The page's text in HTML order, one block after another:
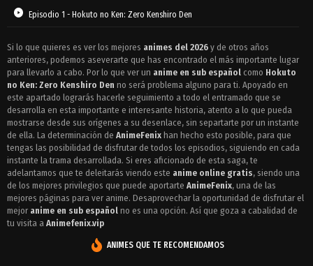
Episodio 1 - Hokuto no Ken: Zero Kenshiro Den
Si lo que quieres es ver los mejores animes del 2026 y de otros años
anteriores, podemos aseverarte que has encontrado el más importante lugar
para llevarlo a cabo. Por lo que ver un anime en sub español como Hokuto
no Ken: Zero Kenshiro Den no será problema alguno para ti. Apoyado en
este apartado lograrás hacerle seguimiento a todo el entramado que se
desarrolla en esta importante e interesante historia, atento a lo que pueda
mostrarse desde sus orígenes a su desenlace, sin separtarte por un instante
de ella. La determinación de AnimeFenix han hecho esto posible, para que
tengas las posibilidad de disfrutar de todos los episodios, siguiendo en cada
instante la trama desarrollada. Si eres aficionado de esta saga, te
adelantamos que te deleitarás viendo este anime online gratis, siendo una
de los mejores privilegios que puede aportarte AnimeFenix, una de las
mejores páginas para ver anime. Desaprovechar la oportunidad de disfrutar el
mejor anime en sub español no es una opción. Así que goza a cabalidad de
tu visita a Animefenix.vip
ANIMES QUE TE RECOMENDAMOS